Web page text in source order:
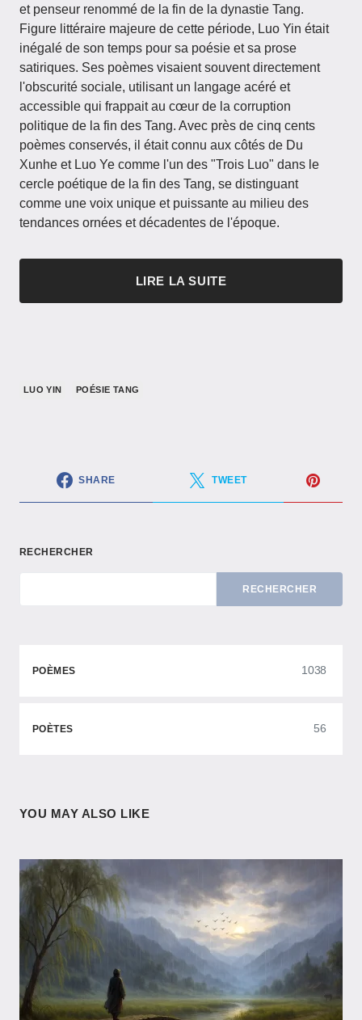
et penseur renommé de la fin de la dynastie Tang.
Figure littéraire majeure de cette période, Luo Yin était
inégalé de son temps pour sa poésie et sa prose
satiriques. Ses poèmes visaient souvent directement
l'obscurité sociale, utilisant un langage acéré et
accessible qui frappait au cœur de la corruption
politique de la fin des Tang. Avec près de cinq cents
poèmes conservés, il était connu aux côtés de Du
Xunhe et Luo Ye comme l'un des "Trois Luo" dans le
cercle poétique de la fin des Tang, se distinguant
comme une voix unique et puissante au milieu des
tendances ornées et décadentes de l'époque.
LIRE LA SUITE
LUO YIN POÉSIE TANG
SHARE TWEET
RECHERCHER
RECHERCHER
POÈMES 1038
POÈTES 56
YOU MAY ALSO LIKE